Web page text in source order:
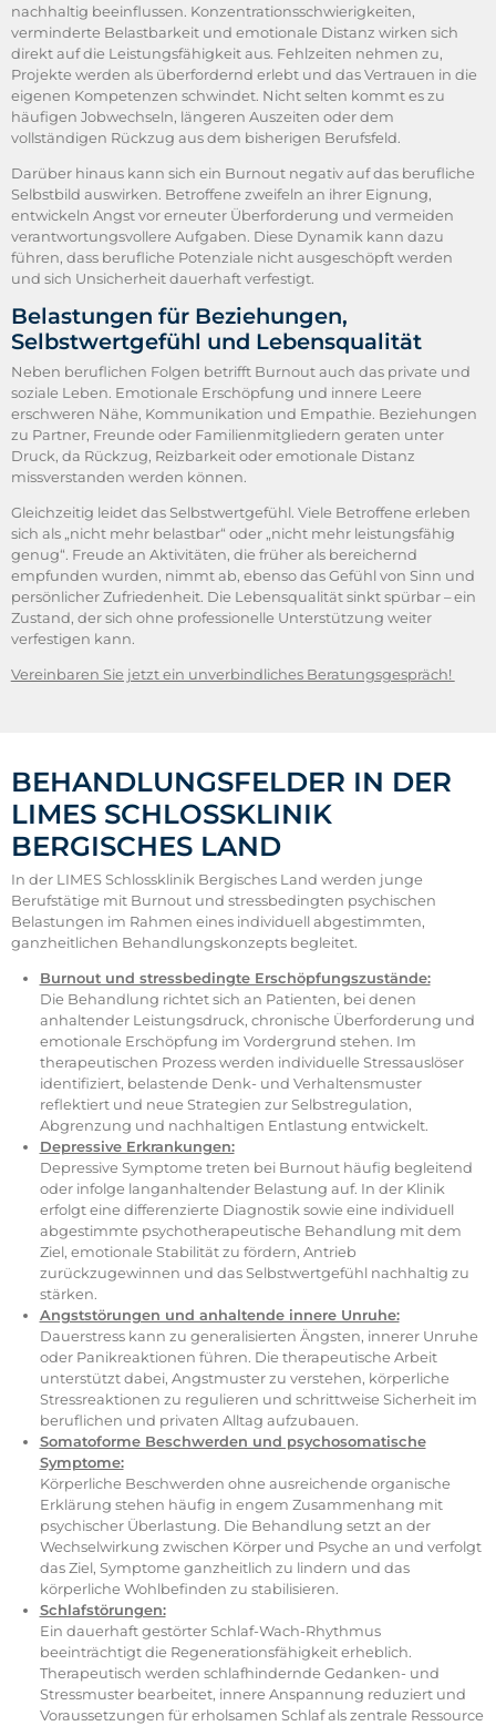
nachhaltig beeinflussen. Konzentrationsschwierigkeiten,
verminderte Belastbarkeit und emotionale Distanz wirken sich
direkt auf die Leistungsfähigkeit aus. Fehlzeiten nehmen zu,
Projekte werden als überfordernd erlebt und das Vertrauen in die
eigenen Kompetenzen schwindet. Nicht selten kommt es zu
häufigen Jobwechseln, längeren Auszeiten oder dem
vollständigen Rückzug aus dem bisherigen Berufsfeld.
Darüber hinaus kann sich ein Burnout negativ auf das berufliche
Selbstbild auswirken. Betroffene zweifeln an ihrer Eignung,
entwickeln Angst vor erneuter Überforderung und vermeiden
verantwortungsvollere Aufgaben. Diese Dynamik kann dazu
führen, dass berufliche Potenziale nicht ausgeschöpft werden
und sich Unsicherheit dauerhaft verfestigt.
Belastungen für Beziehungen,
Selbstwertgefühl und Lebensqualität
Neben beruflichen Folgen betrifft Burnout auch das private und
soziale Leben. Emotionale Erschöpfung und innere Leere
erschweren Nähe, Kommunikation und Empathie. Beziehungen
zu Partner, Freunde oder Familienmitgliedern geraten unter
Druck, da Rückzug, Reizbarkeit oder emotionale Distanz
missverstanden werden können.
Gleichzeitig leidet das Selbstwertgefühl. Viele Betroffene erleben
sich als „nicht mehr belastbar“ oder „nicht mehr leistungsfähig
genug“. Freude an Aktivitäten, die früher als bereichernd
empfunden wurden, nimmt ab, ebenso das Gefühl von Sinn und
persönlicher Zufriedenheit. Die Lebensqualität sinkt spürbar – ein
Zustand, der sich ohne professionelle Unterstützung weiter
verfestigen kann.
Vereinbaren Sie jetzt ein unverbindliches Beratungsgespräch!
BEHANDLUNGSFELDER IN DER
LIMES SCHLOSSKLINIK
BERGISCHES LAND
In der LIMES Schlossklinik Bergisches Land werden junge
Berufstätige mit Burnout und stressbedingten psychischen
Belastungen im Rahmen eines individuell abgestimmten,
ganzheitlichen Behandlungskonzepts begleitet.
Burnout und stressbedingte Erschöpfungszustände:
Die Behandlung richtet sich an Patienten, bei denen
anhaltender Leistungsdruck, chronische Überforderung und
emotionale Erschöpfung im Vordergrund stehen. Im
therapeutischen Prozess werden individuelle Stressauslöser
identifiziert, belastende Denk- und Verhaltensmuster
reflektiert und neue Strategien zur Selbstregulation,
Abgrenzung und nachhaltigen Entlastung entwickelt.
Depressive Erkrankungen:
Depressive Symptome treten bei Burnout häufig begleitend
oder infolge langanhaltender Belastung auf. In der Klinik
erfolgt eine differenzierte Diagnostik sowie eine individuell
abgestimmte psychotherapeutische Behandlung mit dem
Ziel, emotionale Stabilität zu fördern, Antrieb
zurückzugewinnen und das Selbstwertgefühl nachhaltig zu
stärken.
Angststörungen und anhaltende innere Unruhe:
Dauerstress kann zu generalisierten Ängsten, innerer Unruhe
oder Panikreaktionen führen. Die therapeutische Arbeit
unterstützt dabei, Angstmuster zu verstehen, körperliche
Stressreaktionen zu regulieren und schrittweise Sicherheit im
beruflichen und privaten Alltag aufzubauen.
Somatoforme Beschwerden und psychosomatische
Symptome:
Körperliche Beschwerden ohne ausreichende organische
Erklärung stehen häufig in engem Zusammenhang mit
psychischer Überlastung. Die Behandlung setzt an der
Wechselwirkung zwischen Körper und Psyche an und verfolgt
das Ziel, Symptome ganzheitlich zu lindern und das
körperliche Wohlbefinden zu stabilisieren.
Schlafstörungen:
Ein dauerhaft gestörter Schlaf-Wach-Rhythmus
beeinträchtigt die Regenerationsfähigkeit erheblich.
Therapeutisch werden schlafhindernde Gedanken- und
Stressmuster bearbeitet, innere Anspannung reduziert und
Voraussetzungen für erholsamen Schlaf als zentrale Ressource